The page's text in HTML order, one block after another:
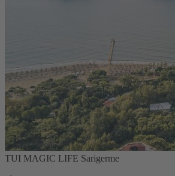
TUI MAGIC LIFE Sarigerme